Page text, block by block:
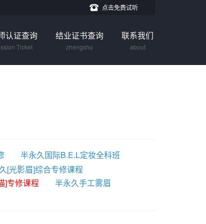
点击免费试听
认证查询
Ticket
结业证书查询
zhengshu
联系我们
about
半永久国际B.E.L定妆全科班
[光影眉]综合专修课程
]专修课程
半永久手工雾眉